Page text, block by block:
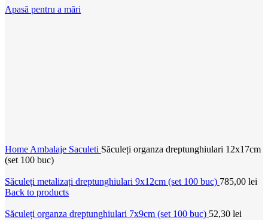
Apasă pentru a mări
Home Ambalaje Saculeti Săculeți organza dreptunghiulari 12x17cm
(set 100 buc)
Săculeți metalizați dreptunghiulari 9x12cm (set 100 buc) 785,00 lei
Back to products
Săculeți organza dreptunghiulari 7x9cm (set 100 buc) 52,30 lei